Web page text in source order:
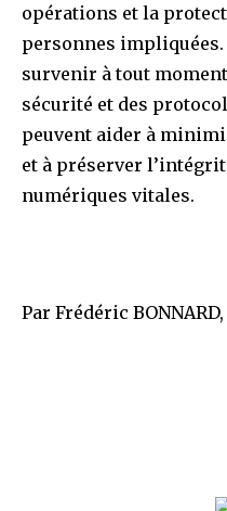
opérations et la
personnes
survenir à tout
sécurité et des
peuvent aider à
et à préserver
numériques vitales.
Par Frédéric